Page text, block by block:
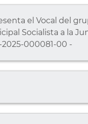
el Vocal del
Socialista a la
000081-00 -